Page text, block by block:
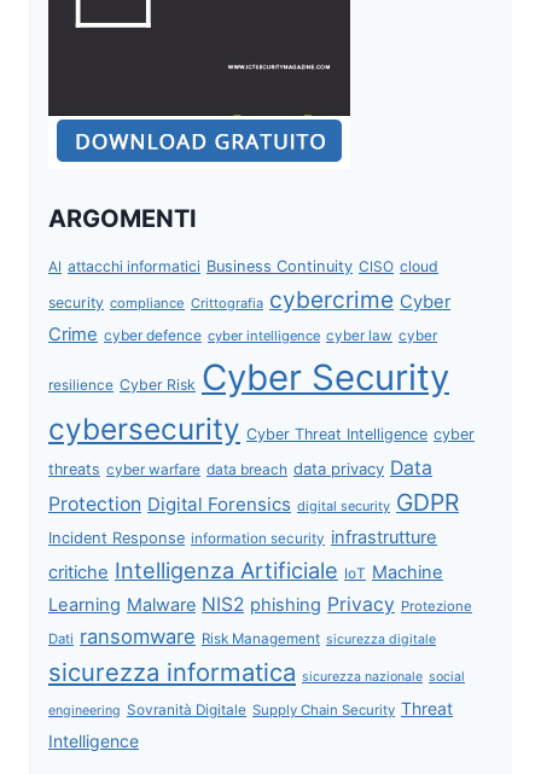
ARGOMENTI
AI attacchi informatici Business Continuity CISO cloud
security compliance Crittografia cybercrime Cyber
Crime cyber defence cyber intelligence cyber law cyber
resilience Cyber Risk Cyber Security
cybersecurity Cyber Threat Intelligence cyber
threats cyber warfare data breach data privacy Data
Protection Digital Forensics digital security GDPR
Incident Response information security infrastrutture
critiche Intelligenza Artificiale IoT Machine
Learning Malware NIS2 phishing Privacy Protezione
Dati ransomware Risk Management sicurezza digitale
sicurezza informatica sicurezza nazionale social
engineering Sovranità Digitale Supply Chain Security Threat
Intelligence